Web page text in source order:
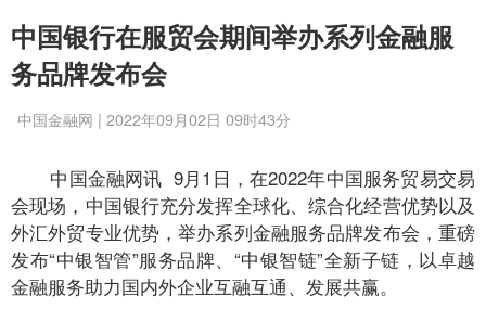
中国银行在服贸会期间举办系列金融服
务品牌发布会
中国金融网 | 2022年09月02日 09时43分
中国金融网讯 9月1日，在2022年中国服务贸易交易
会现场，中国银行充分发挥全球化、综合化经营优势以及
外汇外贸专业优势，举办系列金融服务品牌发布会，重磅
发布“中银智管”服务品牌、“中银智链”全新子链，以卓越
金融服务助力国内外企业互融互通、发展共赢。